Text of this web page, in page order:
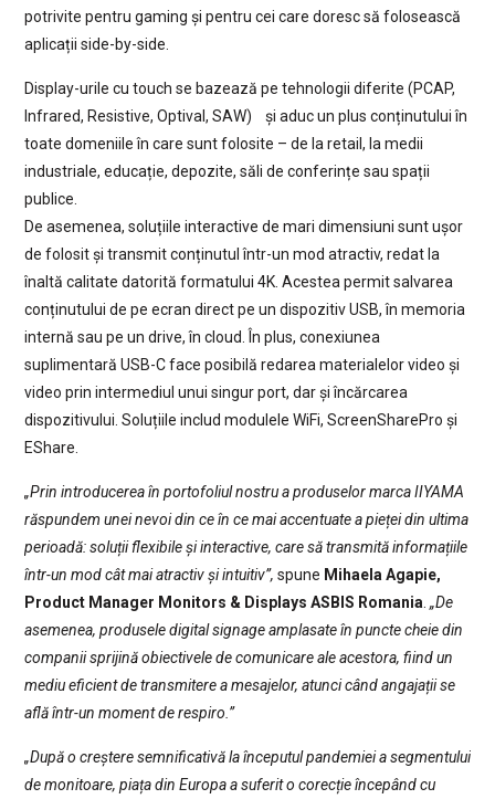
potrivite pentru gaming și pentru cei care doresc să folosească
aplicații side-by-side.
Display-urile cu touch se bazează pe tehnologii diferite (PCAP,
Infrared, Resistive, Optival, SAW) și aduc un plus conținutului în
toate domeniile în care sunt folosite – de la retail, la medii
industriale, educație, depozite, săli de conferințe sau spații
publice.
De asemenea, soluțiile interactive de mari dimensiuni sunt ușor
de folosit și transmit conținutul într-un mod atractiv, redat la
înaltă calitate datorită formatului 4K. Acestea permit salvarea
conținutului de pe ecran direct pe un dispozitiv USB, în memoria
internă sau pe un drive, în cloud. În plus, conexiunea
suplimentară USB-C face posibilă redarea materialelor video și
video prin intermediul unui singur port, dar și încărcarea
dispozitivului. Soluțiile includ modulele WiFi, ScreenSharePro și
EShare.
„Prin introducerea în portofoliul nostru a produselor marca IIYAMA
răspundem unei nevoi din ce în ce mai accentuate a pieței din ultima
perioadă: soluții flexibile și interactive, care să transmită informațiile
într-un mod cât mai atractiv și intuitiv”, spune Mihaela Agapie,
Product Manager Monitors & Displays ASBIS Romania. „De
asemenea, produsele digital signage amplasate în puncte cheie din
companii sprijină obiectivele de comunicare ale acestora, fiind un
mediu eficient de transmitere a mesajelor, atunci când angajații se
află într-un moment de respiro.”
„După o creștere semnificativă la începutul pandemiei a segmentului
de monitoare, piața din Europa a suferit o corecție începând cu